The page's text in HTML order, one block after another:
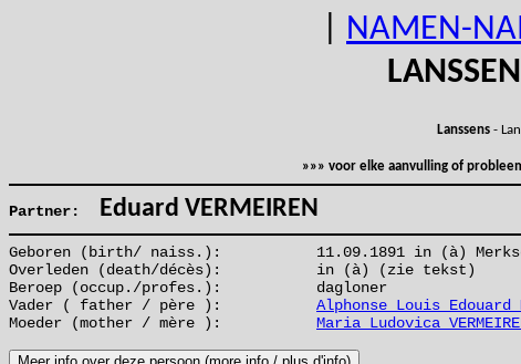
NAMEN-
Lanssens-
»»» voor elke aanvulling of
Partner: Eduard VERMEIREN
Geboren (birth/ naiss.):
11.09.1891 in (à)
Overleden (death/décès):
in (à) (zie tekst)
Beroep (occup./profes.):
dagloner
Vader ( father / père ):
Alphonse Louis Edouard
Moeder (mother / mère ):
Maria Ludovica